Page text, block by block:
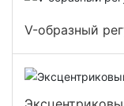
V-образный